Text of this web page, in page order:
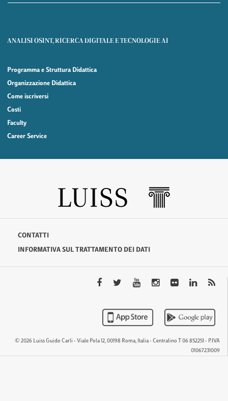
ANALISI OSINT, RICERCA DIGITALE E TECNOLOGIE AI
Programma e Struttura Didattica
Organizzazione Didattica
Come iscriversi
Costi
Faculty
Career Service
CONTATTI
INFORMATIVA SUL TRATTAMENTO DEI DATI
© 2026 Luiss Guido Carli - Viale Pola 12, 00198 Roma, Italia - Centralino T 06 852251 - P.IVA
01067231009